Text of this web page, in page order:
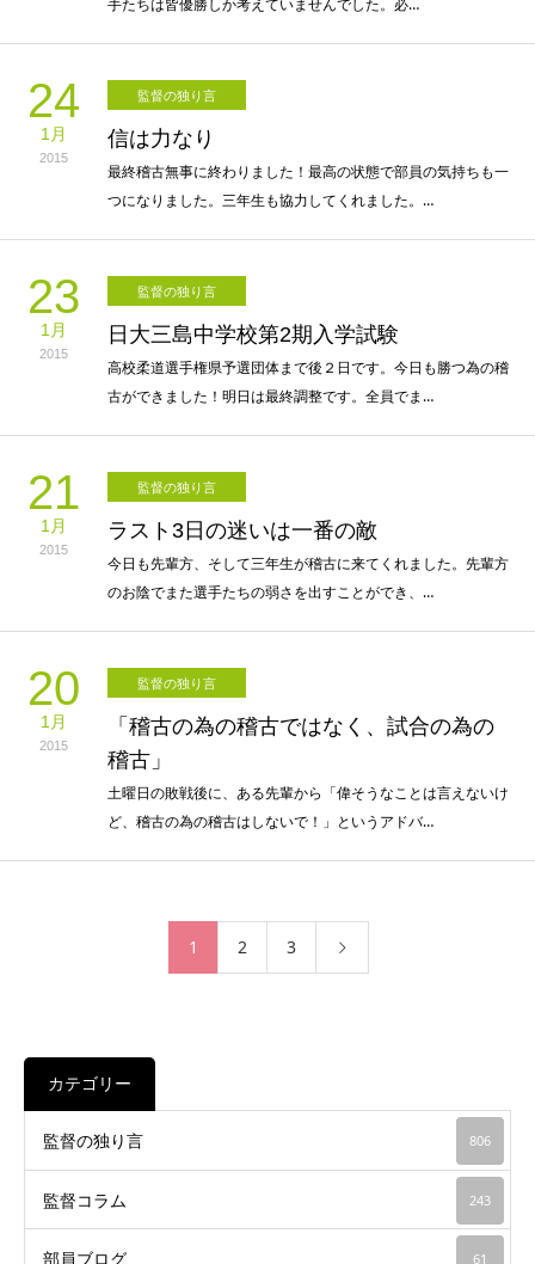
手たちは皆優勝しか考えていませんでした。必…
24
1月
2015
監督の独り言
信は力なり
最終稽古無事に終わりました！最高の状態で部員の気持ちも一
つになりました。三年生も協力してくれました。…
23
1月
2015
監督の独り言
日大三島中学校第2期入学試験
高校柔道選手権県予選団体まで後２日です。今日も勝つ為の稽
古ができました！明日は最終調整です。全員でま…
21
1月
2015
監督の独り言
ラスト3日の迷いは一番の敵
今日も先輩方、そして三年生が稽古に来てくれました。先輩方
のお陰でまた選手たちの弱さを出すことができ、…
20
1月
2015
監督の独り言
「稽古の為の稽古ではなく、試合の為の
稽古」
土曜日の敗戦後に、ある先輩から「偉そうなことは言えないけ
ど、稽古の為の稽古はしないで！」というアドバ…
1 2 3
カテゴリー
監督の独り言 806
監督コラム 243
部員ブログ 61